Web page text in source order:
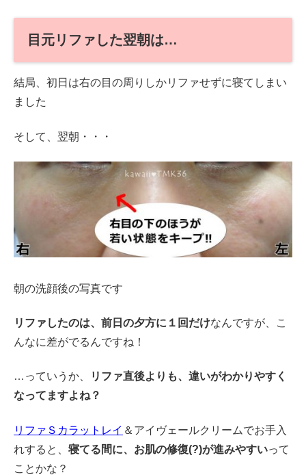
目元リファした翌朝は…
結局、初日は右の目の周りしかリファせずに寝てしまい
ました
そして、翌朝・・・
朝の洗顔後の写真です
リファしたのは、前日の夕方に１回だけなんですが、こ
んなに差がでるんですね！
…っていうか、
リファ直後よりも、違いがわかりやすく
なってますよね？
リファＳカラットレイ ＆アイヴェールクリームでお手入
れすると、 寝てる間に、お肌の修復(?)が進みやすいって
ことかな？